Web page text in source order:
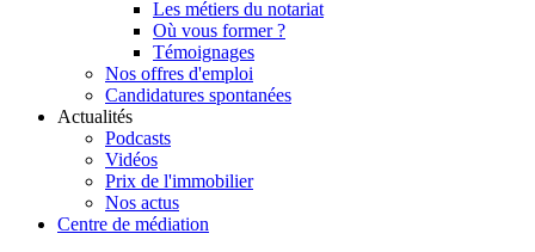
Les métiers du notariat
Où vous former ?
Témoignages
Nos offres d'emploi
Candidatures spontanées
Actualités
Podcasts
Vidéos
Prix de l'immobilier
Nos actus
Centre de médiation